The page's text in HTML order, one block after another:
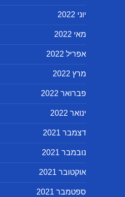
יוני 2022
מאי 2022
אפריל 2022
מרץ 2022
פברואר 2022
ינואר 2022
דצמבר 2021
נובמבר 2021
אוקטובר 2021
ספטמבר 2021